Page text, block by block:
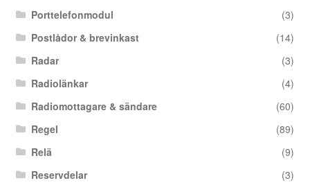
Porttelefonmodul
(3)
Postlådor & brevinkast
(14)
Radar
(3)
Radiolänkar
(4)
Radiomottagare & sändare
(60)
Regel
(89)
Relä
(9)
Reservdelar
(3)